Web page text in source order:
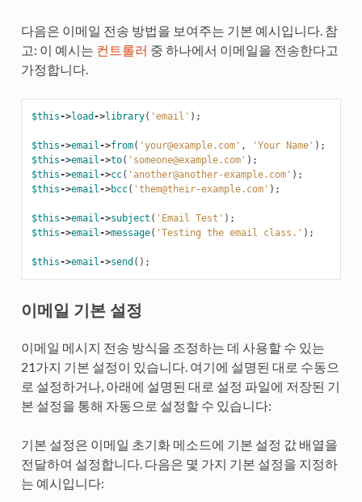
다음은 이메일 전송 방법을 보여주는 기본 예시입니다. 참
고: 이 예시는 컨트롤러 중 하나에서 이메일을 전송한다고
가정합니다.
$this->load ->library( 'email' );
$this->email ->from( 'your@example.com' , 'Your Name' );
$this->email ->to( 'someone@example.com' );
$this->email ->cc( 'another@another-example.com' );
$this->email ->bcc( 'them@their-example.com' );
$this->email ->subject ( 'Email Test' );
$this->email ->message( 'Testing the email class.' );
$this->email ->send ();
이메일 기본 설정
이메일 메시지 전송 방식을 조정하는 데 사용할 수 있는
21가지 기본 설정이 있습니다. 여기에 설명된 대로 수동으
로 설정하거나, 아래에 설명된 대로 설정 파일에 저장된 기
본 설정을 통해 자동으로 설정할 수 있습니다:
기본 설정은 이메일 초기화 메소드에 기본 설정 값 배열을
전달하여 설정합니다. 다음은 몇 가지 기본 설정을 지정하
는 예시입니다: